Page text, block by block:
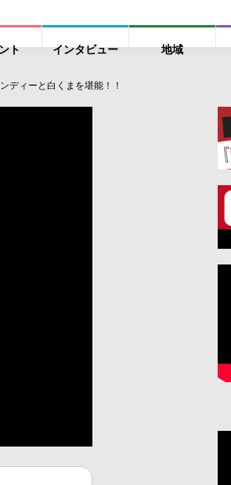
ト インタビュー 地域
ディーと白くまを堪能！！